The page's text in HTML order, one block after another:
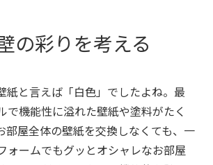
の彩りを考える
紙と言えば「白色」でしたよね。最
で機能性に溢れた壁紙や塗料がたく
部屋全体の壁紙を交換しなくても、一
ォームでもグッとオシャレなお部屋